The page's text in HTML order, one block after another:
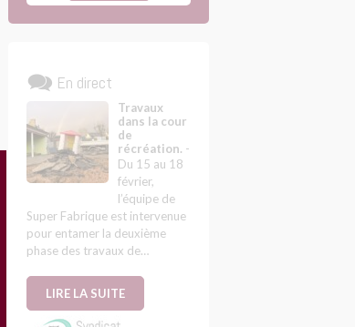
En direct
Travaux
dans la cour
de
récréation. -
Du 15 au 18
février,
l’équipe de
Super Fabrique est intervenue
pour entamer la deuxième
phase des travaux de…
LIRE LA SUITE